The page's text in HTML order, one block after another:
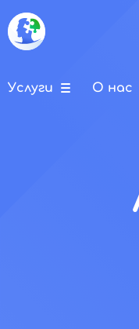
Услуги О нас